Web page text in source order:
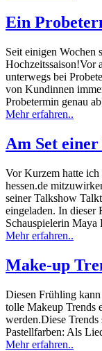
Ein
Seit einigen Wochen
Hochzeitssaison!Vor
unterwegs bei
von Kundinnen
Probetermin genau
Mehr erfahren..
Am Set
Vor Kurzem hatte
hessen.de
seiner Talkshow
eingeladen. In dieser
Schauspielerin Maya
Mehr erfahren..
Make-up
Diesen Frühling
tolle Makeup Trends
werden.Diese Trends
Pastellfarben: Als
Mehr erfahren..